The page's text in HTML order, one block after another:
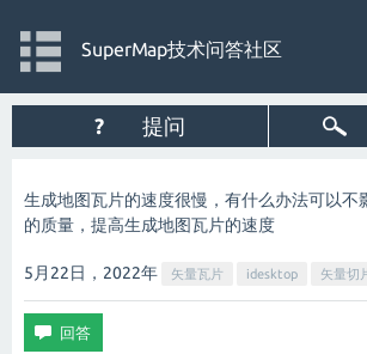
SuperMap技术问答社区
? 提问
生成地图瓦片的速度很慢，有什么办法可以不
的质量，提高生成地图瓦片的速度
5月22日，2022年 矢量瓦片 idesktop 矢量切